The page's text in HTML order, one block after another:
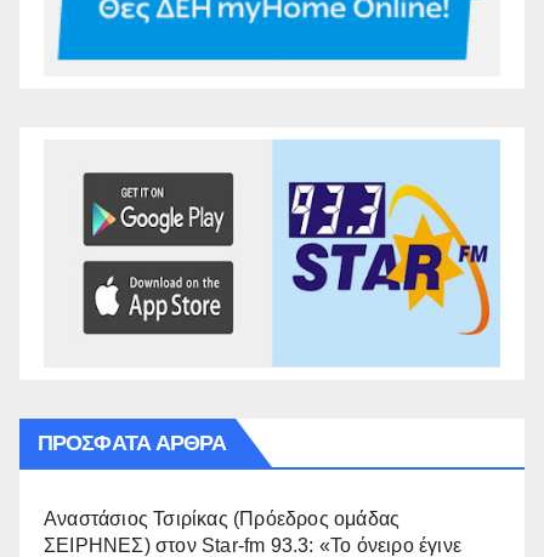
ΠΡΌΣΦΑΤΑ ΆΡΘΡΑ
Αναστάσιος Τσιρίκας (Πρόεδρος ομάδας
ΣΕΙΡΗΝΕΣ) στον Star-fm 93.3: «Το όνειρο έγινε